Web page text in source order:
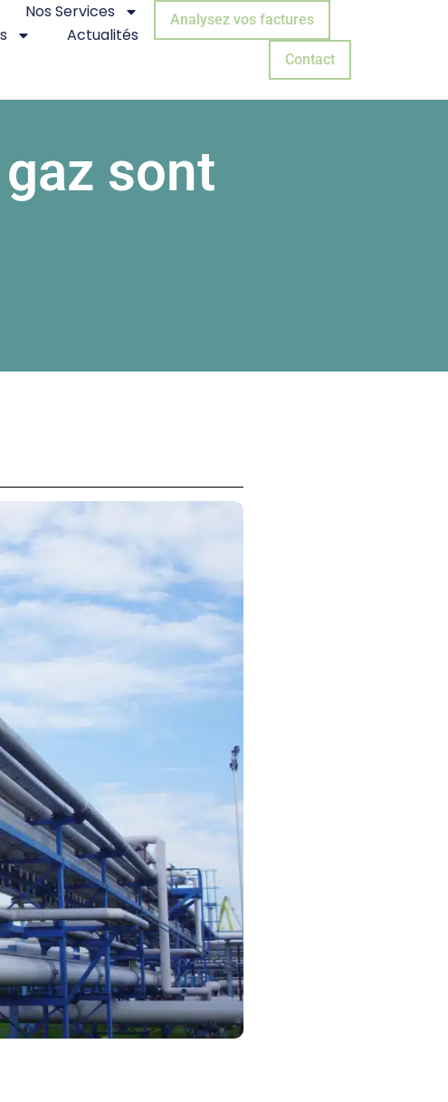
Nos Services
Actualités
Analysez vos factures
Contact
sont